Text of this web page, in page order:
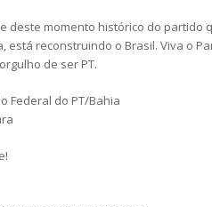
deste momento histórico do
está reconstruindo o Brasil. Viva o
de ser PT.
Federal do PT/Bahia